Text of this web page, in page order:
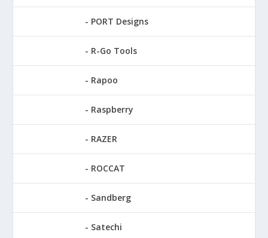
PORT Designs
R-Go Tools
Rapoo
Raspberry
RAZER
ROCCAT
Sandberg
Satechi